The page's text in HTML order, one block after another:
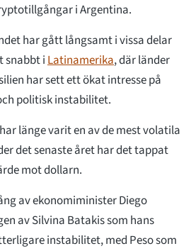
i Argentina.
har gått långsamt i vissa delar
snabbt iLatinamerika, där länder
har sett ett ökat intresse på
politisk instabilitet.
länge varit en av de mest volatila
det senaste året har det tappat
mot dollarn.
av ekonomiminister Diego
av Silvina Batakis som hans
instabilitet, med Peso som